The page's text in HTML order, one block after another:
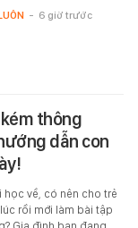
- 6 giờ trước
thông
dẫn con
học về, có nên cho trẻ
rồi mới làm bài tập